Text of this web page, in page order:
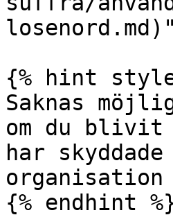
{% hint
Saknas
om du blivit
har